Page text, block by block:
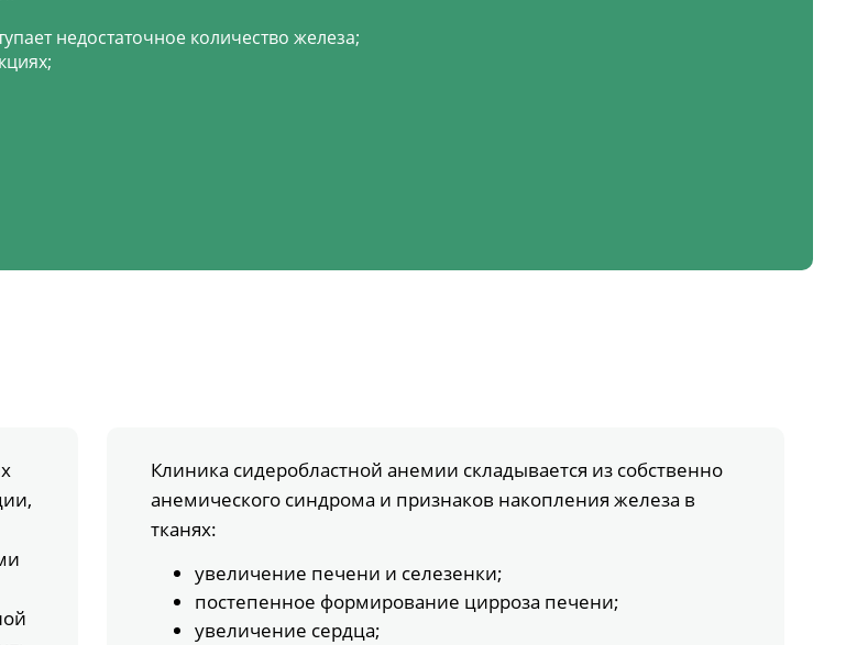
недостаточное количество железа;
Клиника сидеробластной анемии складывается из собственно
анемического синдрома и признаков накопления железа в
тканях:
увеличение печени и селезенки;
постепенное формирование цирроза печени;
увеличение сердца;